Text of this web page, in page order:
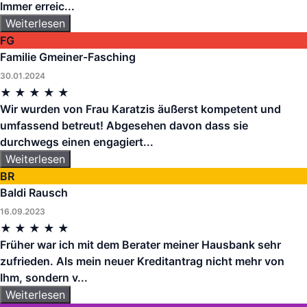
Immer erreic...
Weiterlesen
FG
Familie Gmeiner-Fasching
30.01.2024
★ ★ ★ ★ ★
Wir wurden von Frau Karatzis äußerst kompetent und
umfassend betreut! Abgesehen davon dass sie
durchwegs einen engagiert...
Weiterlesen
BR
Baldi Rausch
16.09.2023
★ ★ ★ ★ ★
Früher war ich mit dem Berater meiner Hausbank sehr
zufrieden. Als mein neuer Kreditantrag nicht mehr von
Ihm, sondern v...
Weiterlesen